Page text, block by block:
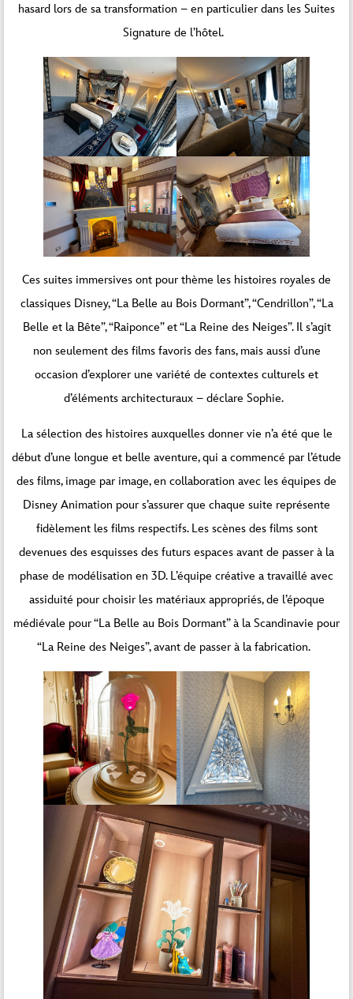
hasard lors de sa transformation – en particulier dans les Suites
Signature de l’hôtel.
Ces suites immersives ont pour thème les histoires royales de
classiques Disney, “La Belle au Bois Dormant”, “Cendrillon”, “La
Belle et la Bête”, “Raiponce” et “La Reine des Neiges”. Il s’agit
non seulement des films favoris des fans, mais aussi d’une
occasion d’explorer une variété de contextes culturels et
d’éléments architecturaux – déclare Sophie.
La sélection des histoires auxquelles donner vie n’a été que le
début d’une longue et belle aventure, qui a commencé par l’étude
des films, image par image, en collaboration avec les équipes de
Disney Animation pour s’assurer que chaque suite représente
fidèlement les films respectifs. Les scènes des films sont
devenues des esquisses des futurs espaces avant de passer à la
phase de modélisation en 3D. L’équipe créative a travaillé avec
assiduité pour choisir les matériaux appropriés, de l’époque
médiévale pour “La Belle au Bois Dormant” à la Scandinavie pour
“La Reine des Neiges”, avant de passer à la fabrication.